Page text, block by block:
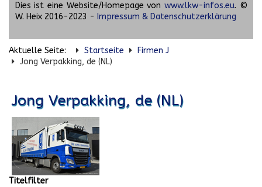
Dies ist eine Website/Homepage von www.lkw-infos.eu. ©
W. Heix 2016-2023 - Impressum & Datenschutzerklärung
Aktuelle Seite: Startseite
Firmen J
Jong Verpakking, de (NL)
Jong Verpakking, de (NL)
Titelfilter